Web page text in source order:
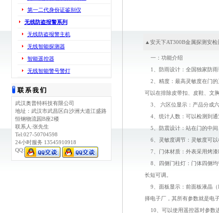
第一二代身份证鉴别仪
无线防盗报警系列
无线防盗报警主机
无线智能探测器
智能遥控器
无线智能警号警灯
武汉奥普特科技有限公司
地址：武汉市武昌区白沙洲大道江盛路
恒钢物流园B座2楼
联系人:张先生
Tel:027-50704598
24小时服务 13545910918
QQ:
▲安天下AT300B金属探测安检
一：功能介绍
1、防雨设计：全国独家防雨
2、精度：最高灵敏度在门的
可以在排除皮带扣、皮鞋、文
3、 六区位显示：产品分成
4、统计人数：可以检测到通
5、防震设计：站在门的中间
6、灵敏度调节：灵敏度可以
7、门体材质：外表采用烤漆
8、四侧门柱灯：门体四侧均
长短可调。
9、面板显示：前面板液晶（
择电子厂，其所有参数就是电
10、可以使用遥控器对参数